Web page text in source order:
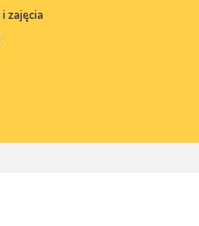
zajęcia